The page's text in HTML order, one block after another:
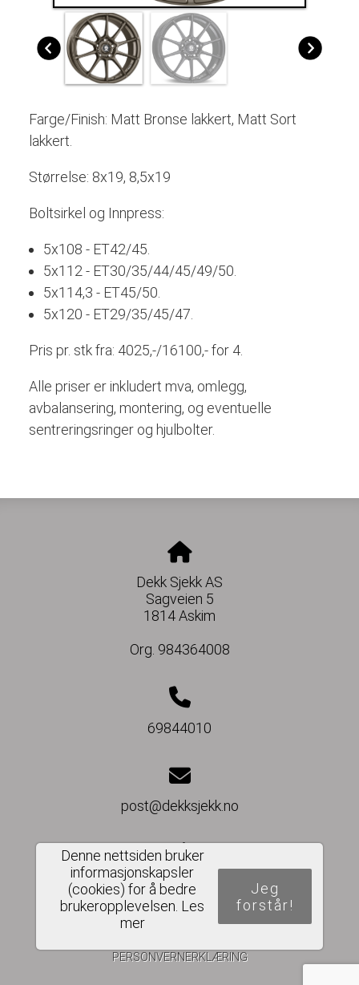
Farge/Finish: Matt Bronse lakkert, Matt Sort
lakkert.
Størrelse: 8x19, 8,5x19
Boltsirkel og Innpress:
5x108 - ET42/45.
5x112 - ET30/35/44/45/49/50.
5x114,3 - ET45/50.
5x120 - ET29/35/45/47.
Pris pr. stk fra: 4025,-/16100,- for 4.
Alle priser er inkludert mva, omlegg,
avbalansering, montering, og eventuelle
sentreringsringer og hjulbolter.
Dekk Sjekk AS
Sagveien 5
1814 Askim
Org. 984364008
69844010
post@dekksjekk.no
Del nettside
Denne nettsiden bruker
informasjonskapsler
(cookies) for å bedre
brukeropplevelsen. Les
mer
Jeg
forstår!
PERSONVERNERKLÆRING